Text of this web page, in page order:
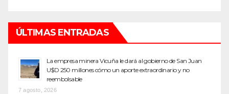
ÚLTIMAS ENTRADAS
La empresa minera Vicuña le dará al gobierno de San Juan
U$D 250 millones cómo un aporte extraordinario y no
reembolsable
7 agosto, 2026